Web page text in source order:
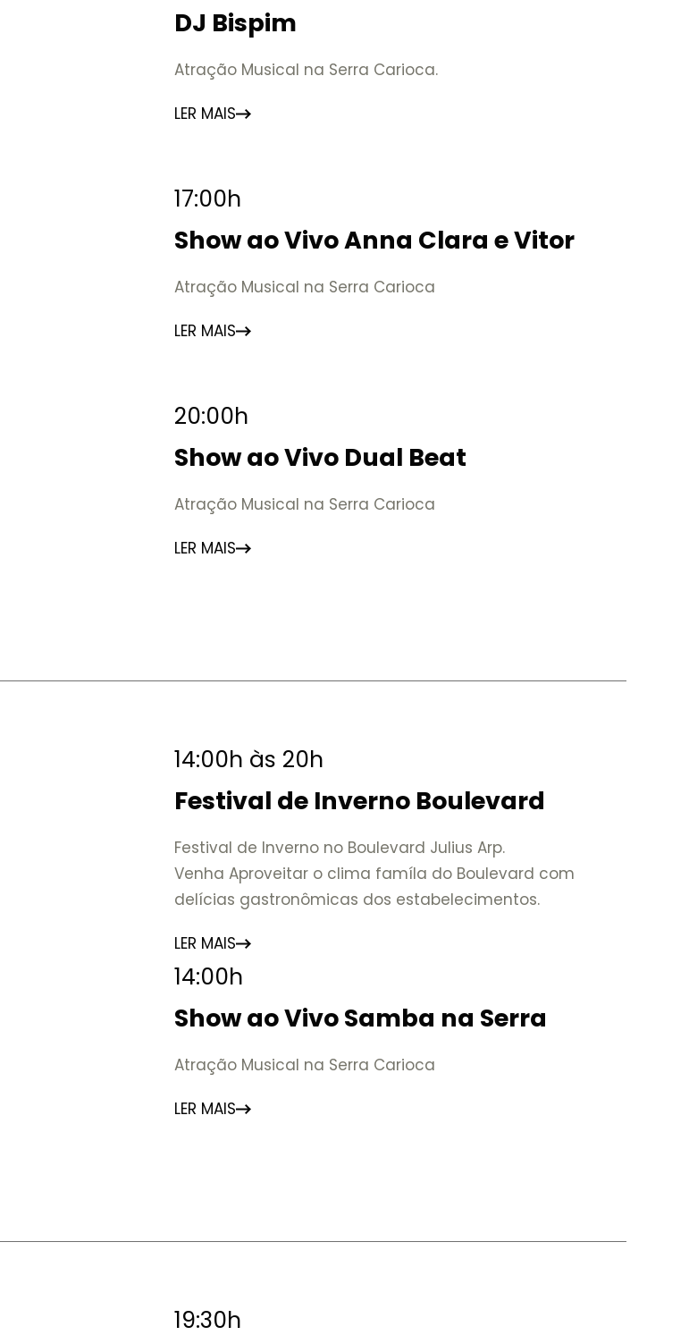
DJ Bispim
Atração Musical na Serra Carioca.
LER MAIS
17:00h
Show ao Vivo Anna Clara e Vitor
Atração Musical na Serra Carioca
LER MAIS
20:00h
Show ao Vivo Dual Beat
Atração Musical na Serra Carioca
LER MAIS
14:00h às 20h
Festival de Inverno Boulevard
Festival de Inverno no Boulevard Julius Arp.
Venha Aproveitar o clima famíla do Boulevard com
delícias gastronômicas dos estabelecimentos.
LER MAIS
14:00h
Show ao Vivo Samba na Serra
Atração Musical na Serra Carioca
LER MAIS
19:30h